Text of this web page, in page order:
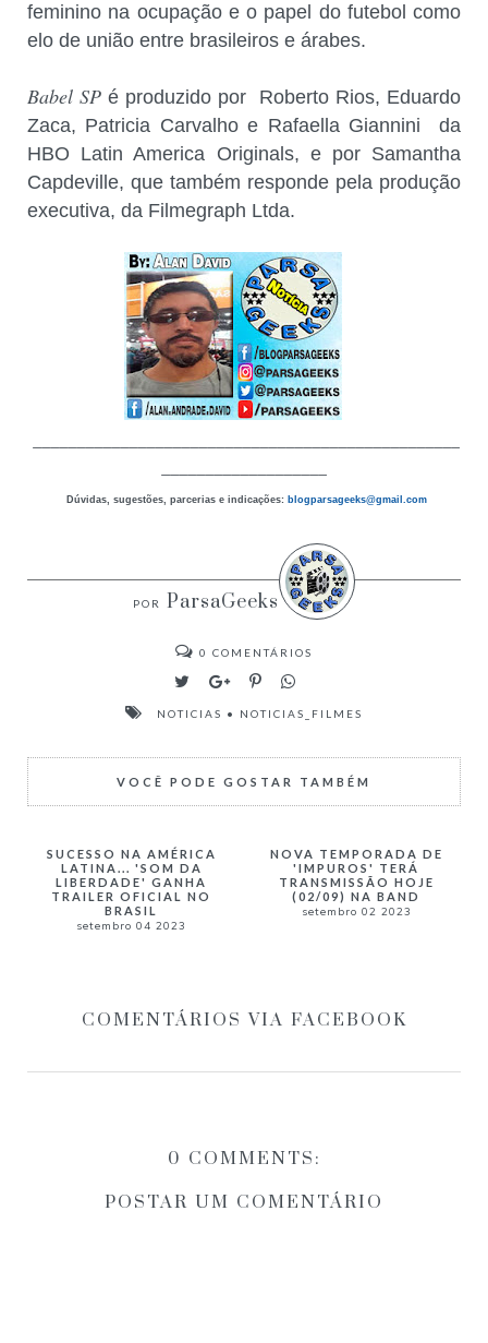
feminino na ocupação e o papel do futebol como
elo de união entre brasileiros e árabes.
Babel SP é produzido por Roberto Rios, Eduardo
Zaca, Patricia Carvalho e Rafaella Giannini da
HBO Latin America Originals, e por Samantha
Capdeville, que também responde pela produção
executiva, da Filmegraph Ltda.
Dúvidas, sugestões, parcerias e indicações: blogparsageeks@gmail.com
ParsaGeeks
0 COMENTÁRIOS
NOTICIAS • NOTICIAS_FILMES
VOCÊ PODE GOSTAR TAMBÉM
SUCESSO NA AMÉRICA
LATINA... 'SOM DA
LIBERDADE' GANHA
TRAILER OFICIAL NO
BRASIL
setembro 04 2023
NOVA TEMPORADA DE
'IMPUROS' TERÁ
TRANSMISSÃO HOJE
(02/09) NA BAND
setembro 02 2023
COMENTÁRIOS VIA FACEBOOK
0 COMMENTS:
POSTAR UM COMENTÁRIO